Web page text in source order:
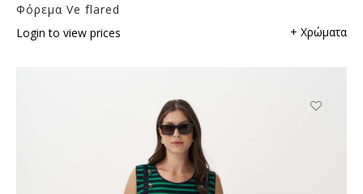
Φόρεμα Ve flared
Login to view prices
+ Χρώματα